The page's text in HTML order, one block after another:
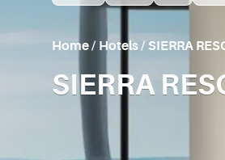
Home/ Hotels/ SIERRA
SIERRA